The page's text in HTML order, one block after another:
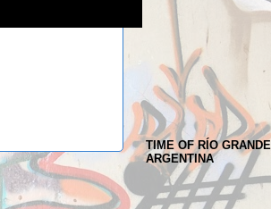
TIME OF RÍO
ARGENTINA